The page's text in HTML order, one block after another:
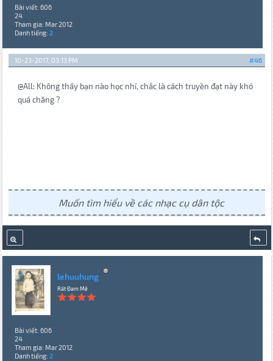
Bài viết: 606
24
Tham gia: Mar 2012
Danh tiếng: 2
#46
10-23-2017, 03:13 PM
@All: Không thấy bạn nào học nhỉ, chắc là cách truyền đạt này khó
quá chăng ?
Muốn tìm hiểu về các nhạc cụ dân tộc
lehuuhung
Rất Đam Mê
Bài viết: 606
24
Tham gia: Mar 2012
Danh tiếng: 2